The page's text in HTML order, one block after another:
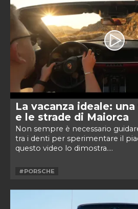
La vacanza ideale: una
e le strade di Maiorca
Non sempre è necessario
tra i denti per sperimentare il
questo video lo dimostra....
#PORSCHE